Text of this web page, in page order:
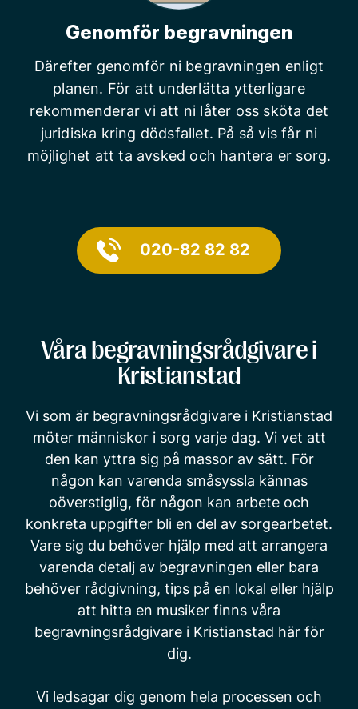
Genomför begravningen
Därefter genomför ni begravningen enligt
planen. För att underlätta ytterligare
rekommenderar vi att ni låter oss sköta det
juridiska kring dödsfallet. På så vis får ni
möjlighet att ta avsked och hantera er sorg.
020-82 82 82
Våra begravningsrådgivare i
Kristianstad
Vi som är begravningsrådgivare i Kristianstad
möter människor i sorg varje dag. Vi vet att
den kan yttra sig på massor av sätt. För
någon kan varenda småsyssla kännas
oöverstiglig, för någon kan arbete och
konkreta uppgifter bli en del av sorgearbetet.
Vare sig du behöver hjälp med att arrangera
varenda detalj av begravningen eller bara
behöver rådgivning, tips på en lokal eller hjälp
att hitta en musiker finns våra
begravningsrådgivare i Kristianstad här för
dig.
Vi ledsagar dig genom hela processen och